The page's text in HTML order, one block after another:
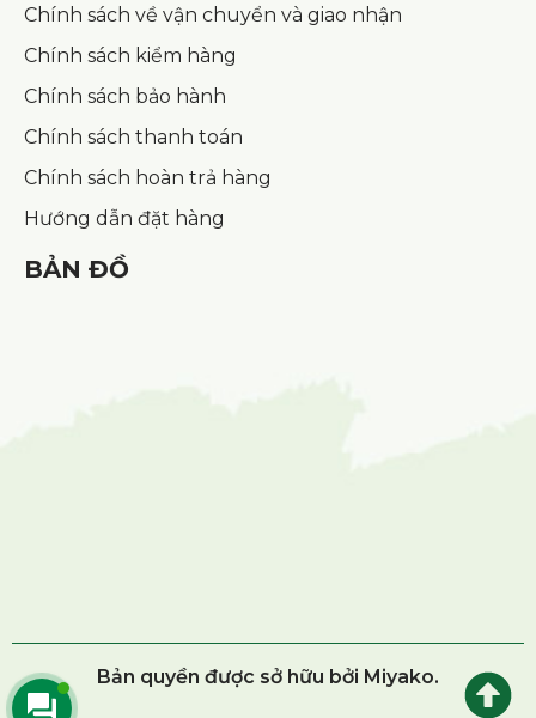
Chính sách về vận chuyển và giao nhận
Chính sách kiểm hàng
Chính sách bảo hành
Chính sách thanh toán
Chính sách hoàn trả hàng
Hướng dẫn đặt hàng
BẢN ĐỒ
Bản quyền được sở hữu bởi Miyako.